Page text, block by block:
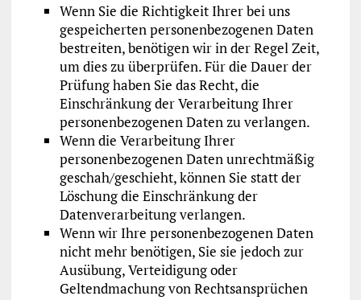
Wenn Sie die Richtigkeit Ihrer bei uns
gespeicherten personenbezogenen Daten
bestreiten, benötigen wir in der Regel Zeit,
um dies zu überprüfen. Für die Dauer der
Prüfung haben Sie das Recht, die
Einschränkung der Verarbeitung Ihrer
personenbezogenen Daten zu verlangen.
Wenn die Verarbeitung Ihrer
personenbezogenen Daten unrechtmäßig
geschah/geschieht, können Sie statt der
Löschung die Einschränkung der
Datenverarbeitung verlangen.
Wenn wir Ihre personenbezogenen Daten
nicht mehr benötigen, Sie sie jedoch zur
Ausübung, Verteidigung oder
Geltendmachung von Rechtsansprüchen